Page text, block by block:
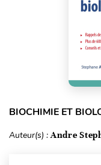
BIOCHIMIE ET
Auteur(s) :Andre